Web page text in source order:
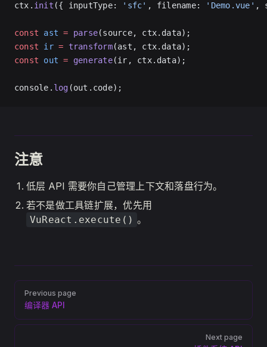
ctx. init ({ inputType: 'sfc' , filename: 'Demo.vue' ,
const ast = parse(source, ctx.data);
const ir = transform(ast, ctx.data);
const out = generate(ir, ctx.data);
console. log (out.code);
注意
低层 API 需要你自己管理上下文和落盘行为。
若不是做工具链扩展，优先用
VuReact.execute() 。
Pager
Previous page
编译器 API
Next page